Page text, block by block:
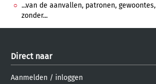
...van de aanvallen, patronen, gewoontes,
zonder...
Direct naar
Aanmelden / inloggen